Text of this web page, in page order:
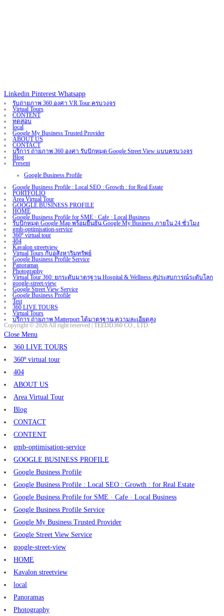
Linkedin Pinterest Whatsapp
รับถ่ายภาพ 360 องศา VR Tour ครบวงจร
Virtual Tours
CONTENT
ทดสอบ
local
Google My Business Trusted Provider
ABOUT US
CONTACT
บริการ ถ่ายภาพ 360 องศา รับปักหมุด Google Street View แบบครบวงจร
Blog
Present
Google Business Profile
Google Business Profile : Local SEO : Growth : for Real Estate
PORTFOLIO
Area Virtual Tour
GOOGLE BUSINESS PROFILE
HOME
Google Business Profile for SME · Cafe · Local Business
รับปักหมุด Google Map พร้อมยืนยัน Google My Business ภายใน 24 ชั่วโมง
gmb-optimisation-service
360º virtual tour
404
Kavalon streetview
Virtual Tours กับอสังหาริมทรัพย์
Google Business Profile Service
Panoramas
Photography
Virtual Tour 360: ยกระดับมาตรฐาน Hospital & Wellness สู่ประสบการณ์ระดับโลก
google-street-view
Google Street View Service
Google Business Profile
Test
360 LIVE TOURS
Virtual Tours
บริการ ถ่ายภาพ Matterport ได้มาตรฐาน ความละเอียดสูง
Copyright © 2026 All right reserved | TEEDD360 CO., LTD.
Close Menu
360 LIVE TOURS
360º virtual tour
404
ABOUT US
Area Virtual Tour
Blog
CONTACT
CONTENT
gmb-optimisation-service
GOOGLE BUSINESS PROFILE
Google Business Profile
Google Business Profile : Local SEO : Growth : for Real Estate
Google Business Profile for SME · Cafe · Local Business
Google Business Profile Service
Google My Business Trusted Provider
Google Street View Service
google-street-view
HOME
Kavalon streetview
local
Panoramas
Photography